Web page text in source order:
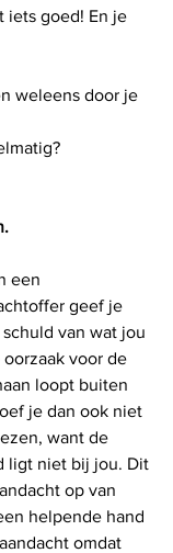
iets goed! En je
weleens door je
een
geef je
van wat jou
voor de
loopt buiten
je dan ook niet
want de
ligt niet bij jou. Dit
op van
helpende hand
omdat